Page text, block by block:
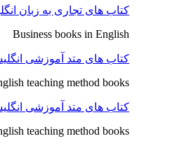
کتاب های تجاری به زبان
Business books in English
کتاب های متد آموزشی
teaching method books
کتاب های متد آموزشی
teaching method books